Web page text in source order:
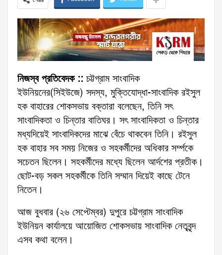
নিজস্ব প্রতিবেদক :: চট্টগ্রাম সাংবাদিক
ইউনিয়নের(সিইউজে) সদস্য, মুক্তিযোদ্ধা-সাংবাদিক রইসুল
হক বাহারের শোকসভায় বক্তারা বলেছেন, তিনি সৎ
সাংবাদিকতা ও চিন্তার বাতিঘর। সৎ সাংবাদিকতা ও চিন্তার
মধ্যদিয়েই সাংবাদিকদের মাঝে বেঁচে থাকবেন তিনি। রইসুল
হক বাহার সব সময় নিজের ও সহকর্মীদের অধিকার সর্ম্পকে
সচেতন ছিলেন। সহকর্মীদের মধ্যে ছিলেন আর্দশের প্রতীক।
ছোট-বড় সকল সহকর্মীকে তিনি সম্মান দিয়েই কাছে টেনে
নিতেন।
আজ বুধবার (২৬ সেপ্টেম্বর) দুপুরে চট্টগ্রাম সাংবাদিক
ইউনিয়ন কার্যালয়ে আয়োজিত শোকসভায় সাংবাদিক নেতৃবৃন্দ
এসব কথা বলেন।